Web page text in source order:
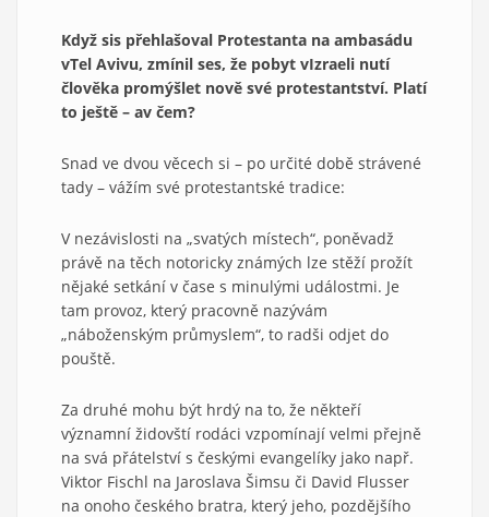
Když sis přehlašoval Protestanta na ambasádu
vTel Avivu, zmínil ses, že pobyt vIzraeli nutí
člověka promýšlet nově své protestantství. Platí
to ještě – av čem?
Snad ve dvou věcech si – po určité době strávené
tady – vážím své protestantské tradice:
V nezávislosti na „svatých místech“, poněvadž
právě na těch notoricky známých lze stěží prožít
nějaké setkání v čase s minulými událostmi. Je
tam provoz, který pracovně nazývám
„náboženským průmyslem“, to radši odjet do
pouště.
Za druhé mohu být hrdý na to, že někteří
významní židovští rodáci vzpomínají velmi přejně
na svá přátelství s českými evangelíky jako např.
Viktor Fischl na Jaroslava Šimsu či David Flusser
na onoho českého bratra, který jeho, pozdějšího